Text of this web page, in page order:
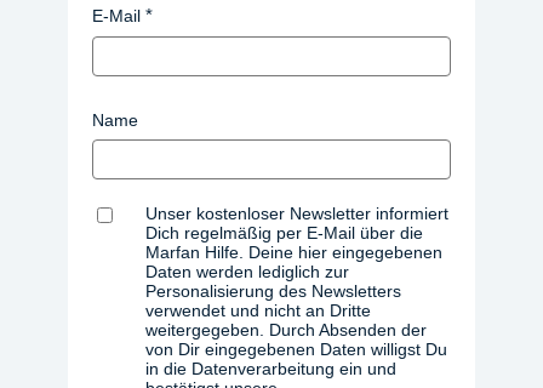
E-Mail
Name
Unser kostenloser Newsletter informiert
Dich regelmäßig per E-Mail über die
Marfan Hilfe. Deine hier eingegebenen
Daten werden lediglich zur
Personalisierung des Newsletters
verwendet und nicht an Dritte
weitergegeben. Durch Absenden der
von Dir eingegebenen Daten willigst Du
in die Datenverarbeitung ein und